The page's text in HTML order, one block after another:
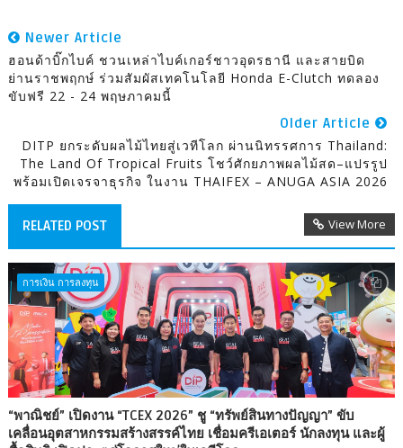
Newer Article
ฮอนด้าบิ๊กไบค์ ชวนเหล่าไบค์เกอร์ชาวอุดรธานี และสายบิด
ย่านราชพฤกษ์ ร่วมสัมผัสเทคโนโลยี Honda E-Clutch ทดลอง
ขับฟรี 22 - 24 พฤษภาคมนี้
Older Article
DITP ยกระดับผลไม้ไทยสู่เวทีโลก ผ่านนิทรรศการ Thailand:
The Land Of Tropical Fruits โชว์ศักยภาพผลไม้สด–แปรรูป
พร้อมเปิดเจรจาธุรกิจ ในงาน THAIFEX – ANUGA ASIA 2026
RELATED POST View More
การเงิน การลงทุน
“พาณิชย์” เปิดงาน “TCEX 2026” ชู “ทรัพย์สินทางปัญญา” ขับ
เคลื่อนอุตสาหกรรมสร้างสรรค์ไทย เชื่อมครีเอเตอร์ นักลงทุน และผู้